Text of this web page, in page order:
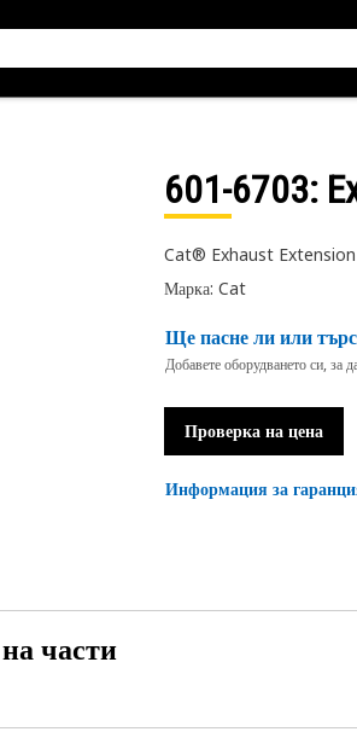
601-6703:
Cat® Exhaust
Марка: Cat
Ще пасне ли или
Добавете оборудването си, за
Проверка на цена
Информация за
части